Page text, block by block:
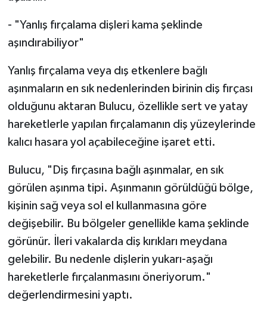
- "Yanlış fırçalama dişleri kama şeklinde
aşındırabiliyor"
Yanlış fırçalama veya dış etkenlere bağlı
aşınmaların en sık nedenlerinden birinin diş fırçası
olduğunu aktaran Bulucu, özellikle sert ve yatay
hareketlerle yapılan fırçalamanın diş yüzeylerinde
kalıcı hasara yol açabileceğine işaret etti.
Bulucu, "Diş fırçasına bağlı aşınmalar, en sık
görülen aşınma tipi. Aşınmanın görüldüğü bölge,
kişinin sağ veya sol el kullanmasına göre
değişebilir. Bu bölgeler genellikle kama şeklinde
görünür. İleri vakalarda diş kırıkları meydana
gelebilir. Bu nedenle dişlerin yukarı-aşağı
hareketlerle fırçalanmasını öneriyorum."
değerlendirmesini yaptı.